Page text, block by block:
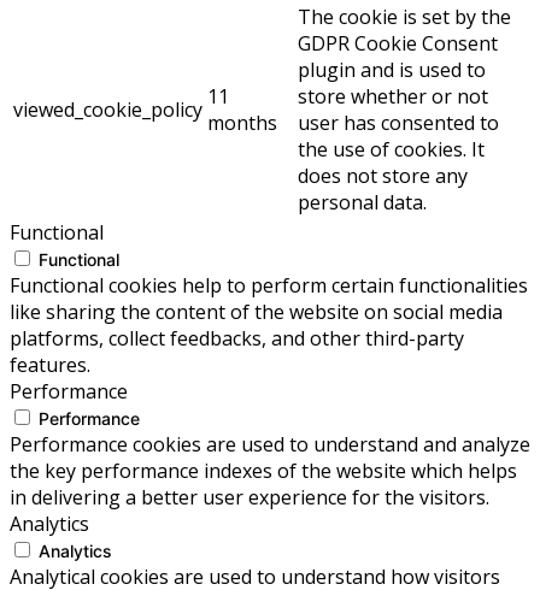
viewed_cookie_policy 11
months
The cookie is set by the
GDPR Cookie Consent
plugin and is used to
store whether or not
user has consented to
the use of cookies. It
does not store any
personal data.
Functional
Functional
Functional cookies help to perform certain functionalities
like sharing the content of the website on social media
platforms, collect feedbacks, and other third-party
features.
Performance
Performance
Performance cookies are used to understand and analyze
the key performance indexes of the website which helps
in delivering a better user experience for the visitors.
Analytics
Analytics
Analytical cookies are used to understand how visitors